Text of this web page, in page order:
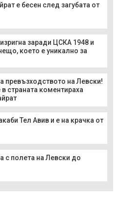
е бесен след загубата от
заради ЦСКА 1948 и
което е уникално за
превъзходството на Левски!
страната коментираха
Тел Авив и е на крачка от
с полета на Левски до